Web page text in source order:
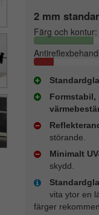
2 mm
Färg och kontur:
störande.
Minimalt
skydd.
vita ytor en
färger